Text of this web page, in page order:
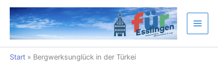
Zum
Inhalt
springen
Start » Bergwerksunglück in der Türkei